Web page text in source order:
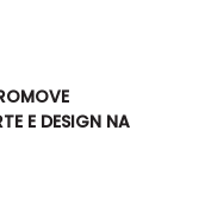
E DESIGN NA